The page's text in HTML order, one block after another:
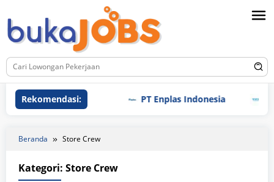
ke
konten
Rekomendasi: PT Enplas Indonesia PT
Beranda Store Crew
Kategori: Store Crew